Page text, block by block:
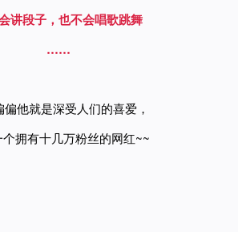
讲段子，也不会唱歌跳舞
……
偏他就是深受人们的喜爱，
个拥有十几万粉丝的网红~~